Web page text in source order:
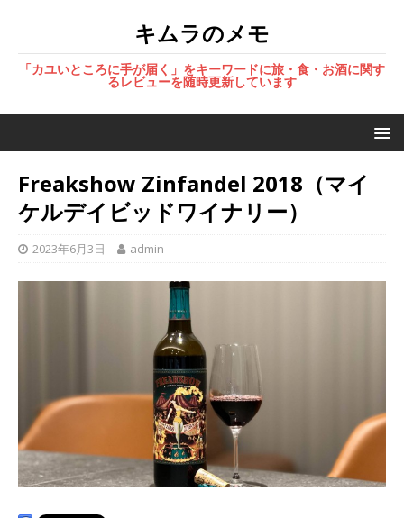
キムラのメモ
「カユいところに手が届く」をキーワードに旅・食・お酒に関す
るレビューを随時更新しています
Freakshow Zinfandel 2018（マイ
ケルデイビッドワイナリー）
2023年6月3日 admin